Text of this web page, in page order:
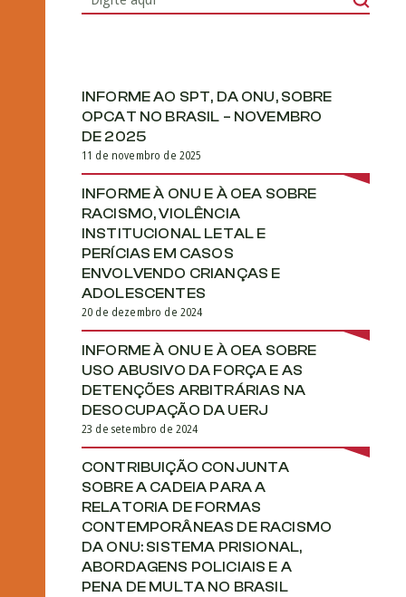
INFORME AO SPT, DA ONU, SOBRE
OPCAT NO BRASIL – NOVEMBRO
DE 2025
11 de novembro de 2025
INFORME À ONU E À OEA SOBRE
RACISMO, VIOLÊNCIA
INSTITUCIONAL LETAL E
PERÍCIAS EM CASOS
ENVOLVENDO CRIANÇAS E
ADOLESCENTES
20 de dezembro de 2024
INFORME À ONU E À OEA SOBRE
USO ABUSIVO DA FORÇA E AS
DETENÇÕES ARBITRÁRIAS NA
DESOCUPAÇÃO DA UERJ
23 de setembro de 2024
CONTRIBUIÇÃO CONJUNTA
SOBRE A CADEIA PARA A
RELATORIA DE FORMAS
CONTEMPORÂNEAS DE RACISMO
DA ONU: SISTEMA PRISIONAL,
ABORDAGENS POLICIAIS E A
PENA DE MULTA NO BRASIL